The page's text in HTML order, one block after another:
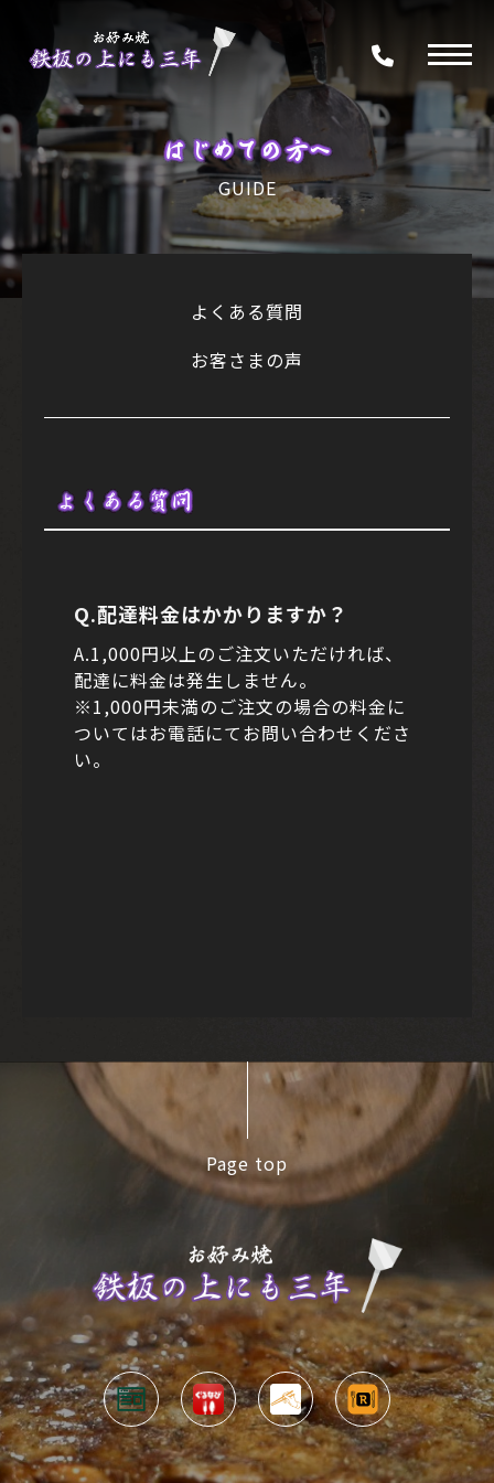
はじめての方へ
GUIDE
よくある質問
お客さまの声
よくある質問
Q.配達料金はかかりますか？
A.1,000円以上のご注文いただければ、
配達に料金は発生しません。
※1,000円未満のご注文の場合の料金に
ついてはお電話にてお問い合わせくださ
い。
Page top